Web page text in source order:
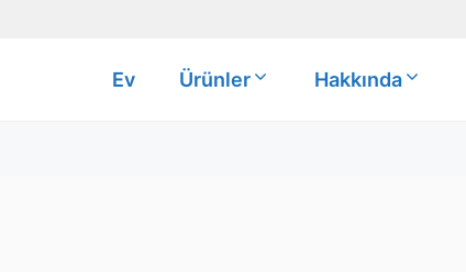
Ev Ürünler Hakkında